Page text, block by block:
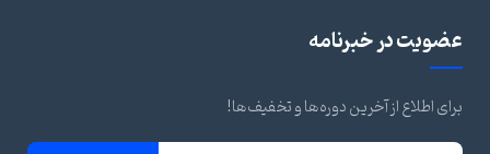
عضویت در خبرنامه
برای اطلاع از آخرین دوره‌ها و تخفیف‌ها!